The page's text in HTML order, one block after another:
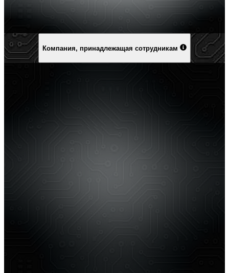
Компания, принадлежащая сотрудникам